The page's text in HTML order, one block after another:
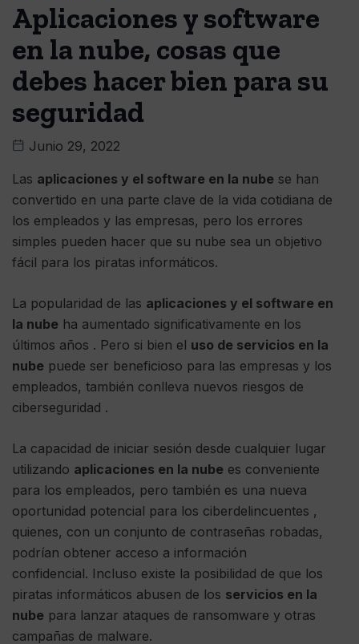
Aplicaciones y software
en la nube, cosas que
debes hacer bien para su
seguridad
Junio 29, 2022
Las aplicaciones y el software en la nube se han
convertido en una parte clave de la vida cotidiana de
los empleados y las empresas, pero los errores
simples pueden hacer que su nube sea un objetivo
fácil para los piratas informáticos.
La popularidad de las aplicaciones y el software en
la nube ha aumentado significativamente en los
últimos años . Pero si bien el uso de servicios en la
nube puede ser beneficioso para las empresas y los
empleados, también conlleva nuevos riesgos de
ciberseguridad .
La capacidad de iniciar sesión desde cualquier lugar
utilizando aplicaciones en la nube es conveniente
para los empleados, pero también es una nueva
oportunidad potencial para los ciberdelincuentes ,
quienes, con un conjunto de contraseñas robadas,
podrían obtener acceso a información
confidencial. Incluso existe la posibilidad de que los
piratas informáticos abusen de los servicios en la
nube para lanzar ataques de ransomware y otras
campañas de malware.